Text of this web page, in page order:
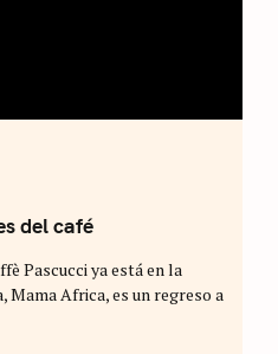
del café
Pascucci ya está en la
Africa, es un regreso a